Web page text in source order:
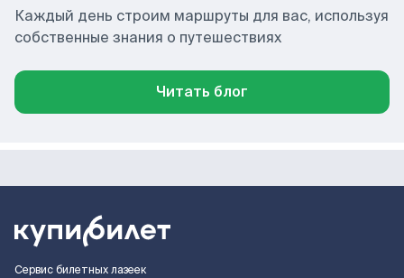
Каждый день строим маршруты для вас, используя
собственные знания о путешествиях
Читать блог
Сервис билетных лазеек